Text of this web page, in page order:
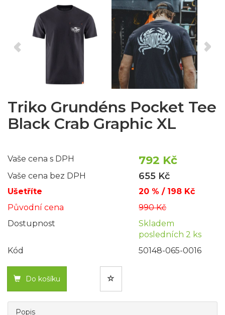
Triko Grundéns Pocket Tee
Black Crab Graphic XL
Vaše cena s DPH 792 Kč
Vaše cena bez DPH 655 Kč
Ušetříte
20 % / 198 Kč
Původní cena
990 Kč
Dostupnost
Skladem
posledních 2 ks
Kód
50148-065-0016
Do košíku
Popis